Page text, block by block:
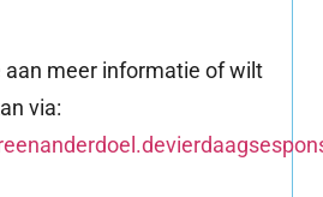
meer informatie of wilt
via: